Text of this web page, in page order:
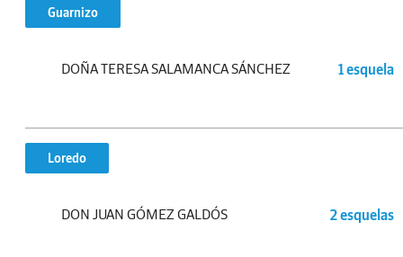
Guarnizo
DOÑA TERESA SALAMANCA SÁNCHEZ 1 esquela
Loredo
DON JUAN GÓMEZ GALDÓS 2 esquelas